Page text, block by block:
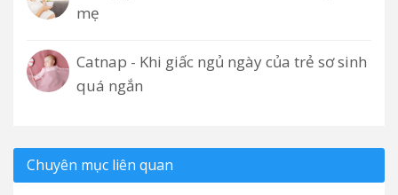
mẹ
Catnap - Khi giấc ngủ ngày của trẻ sơ sinh
quá ngắn
Chuyên mục liên quan